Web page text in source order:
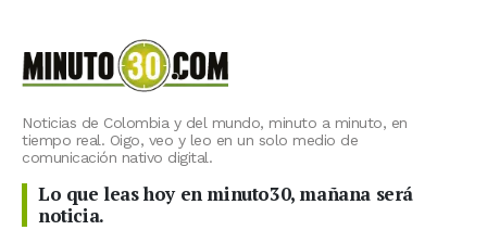
Noticias de Colombia y del mundo, minuto a minuto, en
tiempo real. Oigo, veo y leo en un solo medio de
comunicación nativo digital.
Lo que leas hoy en minuto30, mañana será
noticia.